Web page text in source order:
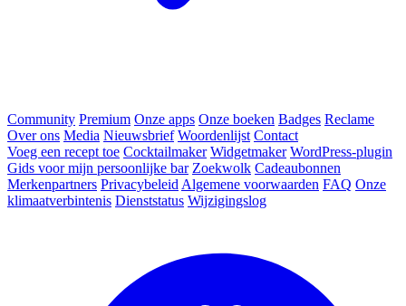
Community Premium Onze apps Onze boeken Badges Reclame
Over ons Media Nieuwsbrief Woordenlijst Contact
Voeg een recept toe Cocktailmaker Widgetmaker WordPress-plugin
Gids voor mijn persoonlijke bar Zoekwolk Cadeaubonnen
Merkenpartners Privacybeleid Algemene voorwaarden FAQ Onze
klimaatverbintenis Dienststatus Wijzigingslog